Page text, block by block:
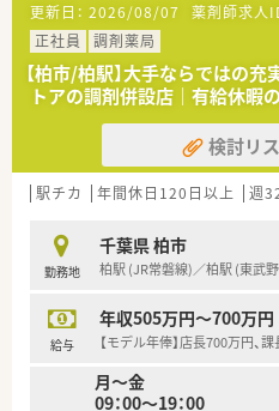
【職場環境と雰囲気】
■30代の若手からベテランま
困ったときには互いにフォ
す。
■本部の責任者が定期的に店
ており、労務管理が徹底さ
■最新の調剤機器を導入する
薬剤師が患者様との対話に
■千葉県を中心に55店舗の
介護までをワンストップで
す。
看護師、ケアマネジャーと密
■フィットネススクールの
更新日： 2026/08/07 薬剤師求人
正社員
調剤薬局
【柏市/柏駅】大手ならではの
トアの調剤併設店｜有給休暇
検討リ
駅チカ 年間休日120日以上 週
勤務地
千葉県 柏市
柏駅 (JR常磐線)／柏駅 (東武
給与
年収505万円～700万円
【モデル年俸】店長700万円、
月～金
09：00～19：00